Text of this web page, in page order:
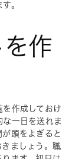
。
作
作成しておけ
一日を送れま
頭をよぎると
ましょう。職